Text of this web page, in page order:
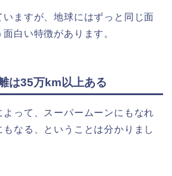
いますが、地球にはずっと同じ面
白い特徴があります。
は35万km以上ある
って、スーパームーンにもなれ
なる、ということは分かりまし